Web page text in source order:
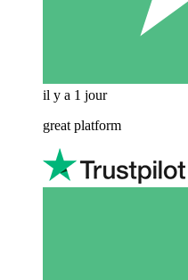
il y a 1 jour
great platform